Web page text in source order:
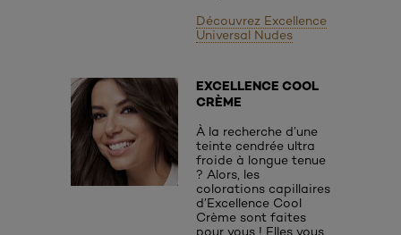
Découvrez Excellence
Universal Nudes
EXCELLENCE COOL
CRÈME
À la recherche d’une
teinte cendrée ultra
froide à longue tenue
? Alors, les
colorations capillaires
d’Excellence Cool
Crème sont faites
pour vous ! Elles vous